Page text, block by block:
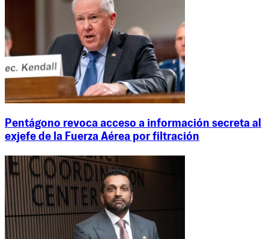
Pentágono revoca acceso a información secreta al
exjefe de la Fuerza Aérea por filtración